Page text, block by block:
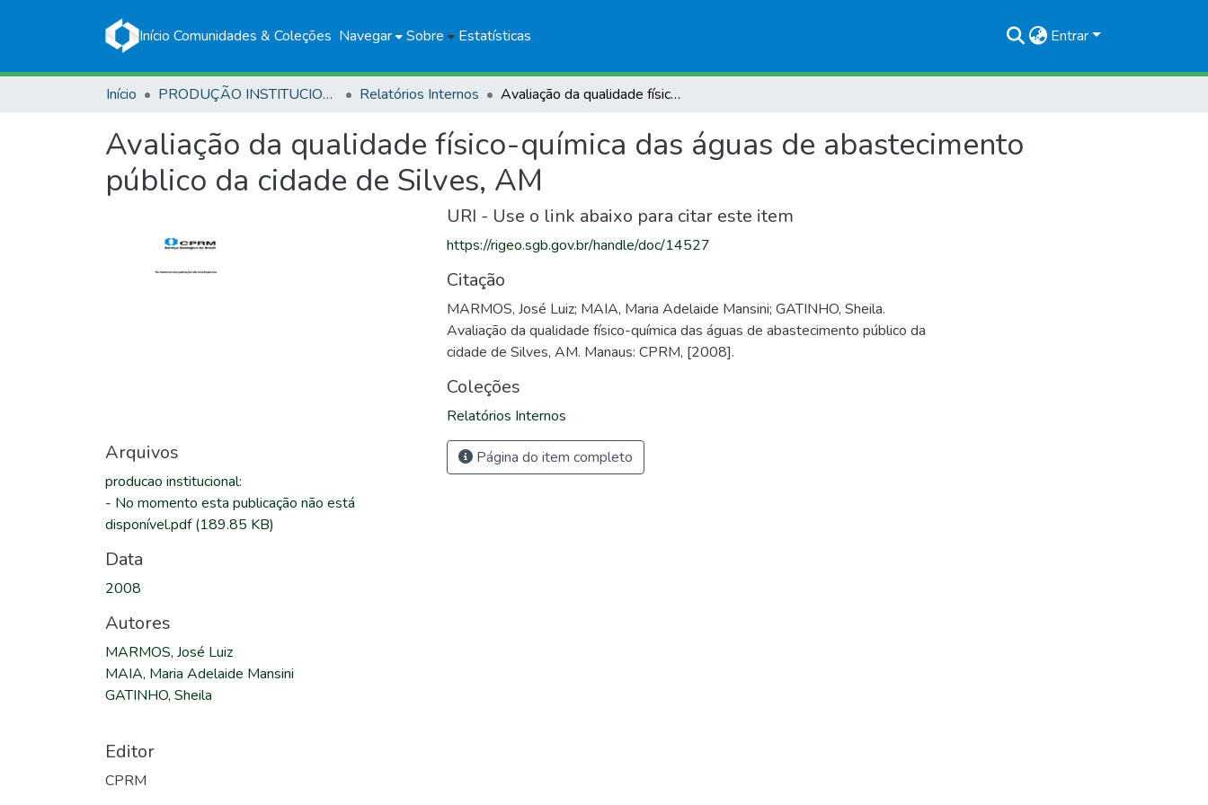
Início Comunidades & Coleções Navegar Sobre Estatísticas Entrar
Início PRODUÇÃO INSTITUCIONAL Relatórios Internos Avaliação da qualidade físico-química das águas de abastecimento público da cidade de Silves, AM
Avaliação da qualidade físico-química das águas de abastecimento
público da cidade de Silves, AM
Arquivos
producao institucional:
- No momento esta publicação não está
disponível.pdf(189.85 KB)
Data
2008
Autores
MARMOS, José Luiz
MAIA, Maria Adelaide Mansini
GATINHO, Sheila
Editor
CPRM
URI - Use o link abaixo para citar este item
https://rigeo.sgb.gov.br/handle/doc/14527
Citação
MARMOS, José Luiz; MAIA, Maria Adelaide Mansini; GATINHO, Sheila.
Avaliação da qualidade físico-química das águas de abastecimento público da
cidade de Silves, AM. Manaus: CPRM, [2008].
Coleções
Relatórios Internos
Página do item completo